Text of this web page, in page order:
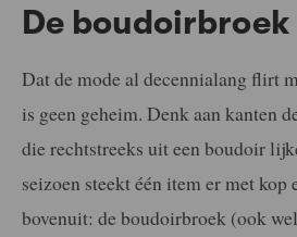
De boudoirbroek
Dat de mode al decennialang flirt
is geen geheim. Denk aan kanten
die rechtstreeks uit een boudoir
seizoen steekt één item er met kop
bovenuit: de boudoirbroek (ook